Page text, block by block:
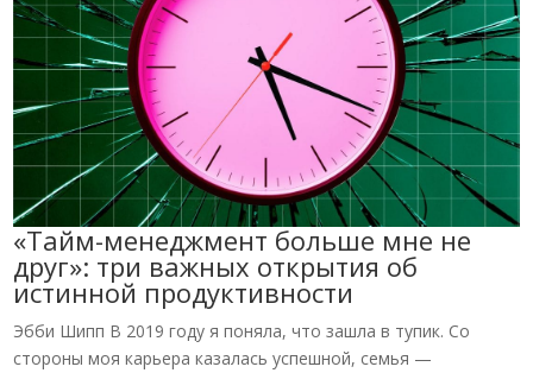
«Тайм-менеджмент больше мне не
друг»: три важных открытия об
истинной продуктивности
Эбби Шипп В 2019 году я поняла, что зашла в тупик. Со
стороны моя карьера казалась успешной, семья —